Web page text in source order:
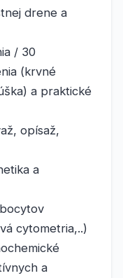
drene a
/ 30
(krvné
a praktické
opísaž,
a
cytometria,..)
a